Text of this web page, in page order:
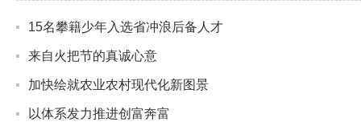
15名攀籍少年入选省冲浪后备人才
来自火把节的真诚心意
加快绘就农业农村现代化新图景
以体系发力推进创富奔富